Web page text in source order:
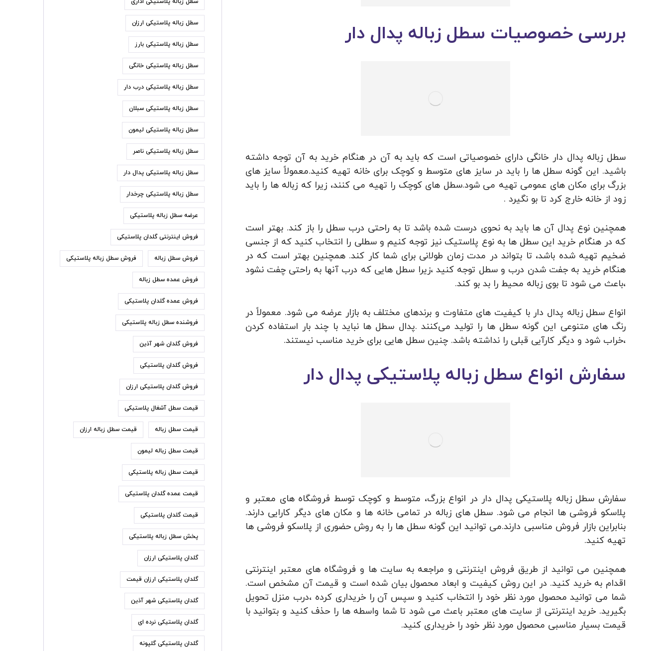
بررسی خصوصیات سطل زباله پدال دار
سطل زباله پدال دار خانگی دارای خصوصیاتی است که باید به آن در هنگام خرید به آن توجه داشته
باشید. این گونه سطل ها را باید در سایز های متوسط و کوچک برای خانه تهیه کنید.معمولاً سایز های
بزرگ برای مکان های عمومی تهیه می شود.سطل های کوچک را تهیه می کنند، زیرا که زباله ها را باید
زود از خانه خارج کرد تا بو نگیرد .
همچنین نوع پدال آن ها باید به نحوی درست شده باشد تا به راحتی درب سطل را باز کند. بهتر است
که در هنگام خرید این سطل ها به نوع پلاستیک نیز توجه کنیم و سطلی را انتخاب کنید که از جنسی
ضخیم تهیه شده باشد، تا بتواند در مدت زمان طولانی برای شما کار کند. همچنین بهتر است که در
هنگام خرید به جفت شدن درب و سطل توجه کنید ،زیرا سطل هایی که درب آنها به راحتی چفت نشود
،باعث می شود تا بوی زباله محیط را بد بو کند.
انواع سطل زباله پدال دار با کیفیت های متفاوت و برندهای مختلف به بازار عرضه می شود. معمولاً در
رنگ های متنوعی این گونه سطل ها را تولید می‌کنند .پدال سطل ها نباید با چند بار استفاده کردن
،خراب شود و دیگر کارآیی قبلی را نداشته باشد. چنین سطل هایی برای خرید مناسب نیستند.
سفارش انواع سطل زباله پلاستیکی پدال دار
سفارش سطل زباله پلاستیکی پدال دار در انواع بزرگ، متوسط و کوچک توسط فروشگاه های معتبر و
پلاسکو فروشی ها انجام می شود. سطل های زباله در تمامی خانه ها و مکان های دیگر کارایی دارند.
بنابراین بازار فروش مناسبی دارند.می توانید این گونه سطل ها را به روش حضوری از پلاسکو فروشی ها
تهیه کنید.
همچنین می توانید از طریق فروش اینترنتی و مراجعه به سایت ها و فروشگاه های معتبر اینترنتی
اقدام به خرید کنید. در این روش کیفیت و ابعاد محصول بیان شده است و قیمت آن مشخص است.
شما می توانید محصول مورد نظر خود را انتخاب کنید و سپس آن را خریداری کرده ،درب منزل تحویل
بگیرید. خرید اینترنتی از سایت های معتبر باعث می شود تا شما واسطه ها را حذف کنید و بتوانید با
قیمت بسیار مناسبی محصول مورد نظر خود را خریداری کنید.
سطل زباله پلاستیکی ارزان
سطل زباله پلاستیکی بارز
سطل زباله پلاستیکی خانگی
سطل زباله پلاستیکی درب دار
سطل زباله پلاستیکی سبلان
سطل زباله پلاستیکی لیمون
سطل زباله پلاستیکی ناصر
سطل زباله پلاستیکی پدال دار
سطل زباله پلاستیکی چرخدار
عرضه سطل زباله پلاستیکی
فروش اینترنتی گلدان پلاستیکی
فروش سطل زباله فروش سطل زباله پلاستیکی
فروش عمده سطل زباله
فروش عمده گلدان پلاستیکی
فروشنده سطل زباله پلاستیکی
فروش گلدان شهر آذین
فروش گلدان پلاستیکی
فروش گلدان پلاستیکی ارزان
قیمت سطل آشغال پلاستیکی
قیمت سطل زباله قیمت سطل زباله ارزان
قیمت سطل زباله لیمون
قیمت سطل زباله پلاستیکی
قیمت عمده گلدان پلاستیکی
قیمت گلدان پلاستیکی
پخش سطل زباله پلاستیکی
گلدان پلاستیکی ارزان
گلدان پلاستیکی ارزان قیمت
گلدان پلاستیکی شهر آذین
گلدان پلاستیکی نرده ای
گلدان پلاستیکی گلپونه